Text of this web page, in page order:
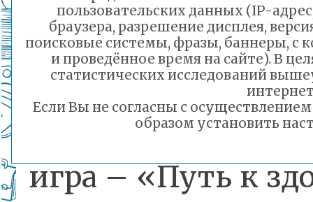
дарст, мастер
современным
настольный
настольная
игра – «Путь к
пользовательских данных (IP-
браузера, разрешение дисплея,
поисковые системы, фразы, баннеры, с
и проведённое время на сайте). В
статистических исследований
Если Вы не согласны с
образом установить